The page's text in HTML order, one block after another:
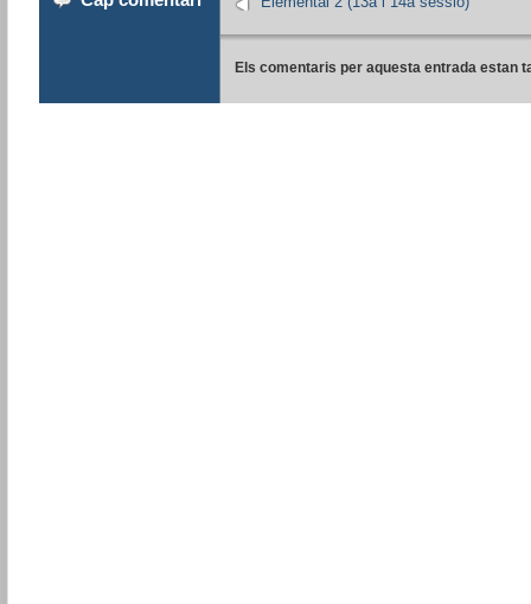
Els comentaris per aquesta entrada estan